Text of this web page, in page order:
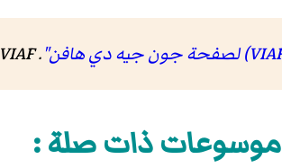
.
VIAF
موسوعات ذات صلة :